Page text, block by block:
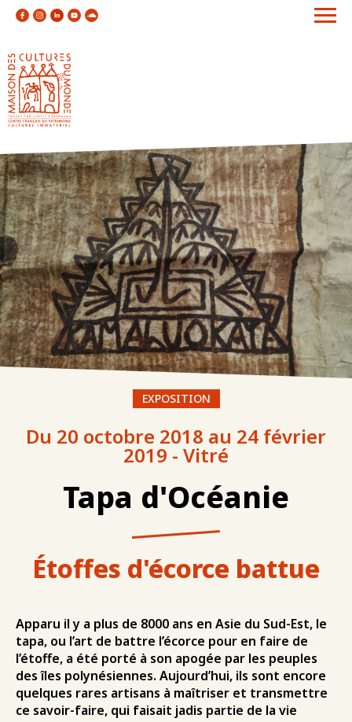
EXPOSITION
Du 20 octobre 2018 au 24 février
2019 - Vitré
Tapa d'Océanie
Étoffes d'écorce battue
Apparu il y a plus de 8000 ans en Asie du Sud-Est, le
tapa, ou l’art de battre l’écorce pour en faire de
l’étoffe, a été porté à son apogée par les peuples
des îles polynésiennes. Aujourd’hui, ils sont encore
quelques rares artisans à maîtriser et transmettre
ce savoir-faire, qui faisait jadis partie de la vie